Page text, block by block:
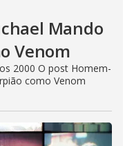
Mando
Venom
2000 O post Homem-
como Venom